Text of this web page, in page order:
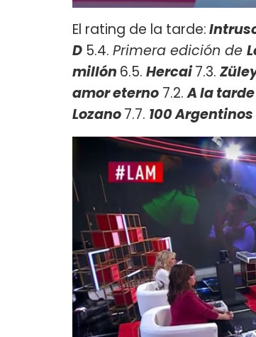
El rating de la tarde:
D 5.4. Primera edición de
millón 6.5. Hercai7.3.
amor eterno 7.2.A la tarde
Lozano7.7. 100